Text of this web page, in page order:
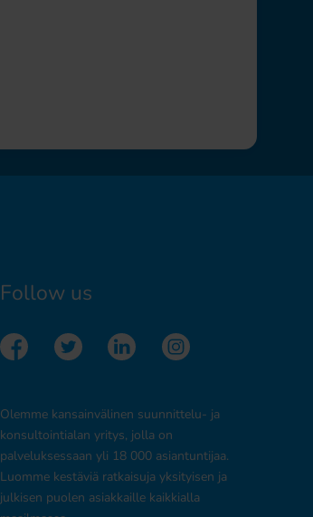
Follow us
Olemme kansainvälinen suunnittelu- ja
konsultointialan yritys, jolla on
palveluksessaan yli 18 000 asiantuntijaa.
Luomme kestäviä ratkaisuja yksityisen ja
julkisen puolen asiakkaille kaikkialla